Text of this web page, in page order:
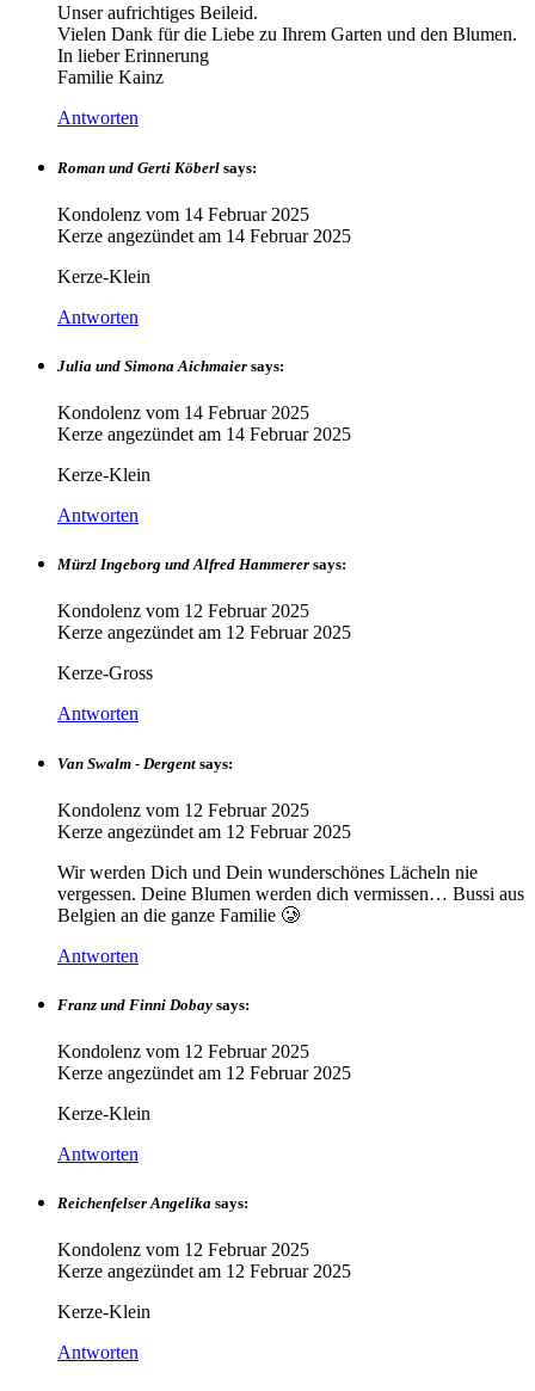
Unser aufrichtiges Beileid.
Vielen Dank für die Liebe zu Ihrem Garten und den Blumen.
In lieber Erinnerung
Familie Kainz
Antworten
Roman und Gerti Köberl says:
Kondolenz vom 14 Februar 2025
Kerze angezündet am 14 Februar 2025
Kerze-Klein
Antworten
Julia und Simona Aichmaier says:
Kondolenz vom 14 Februar 2025
Kerze angezündet am 14 Februar 2025
Kerze-Klein
Antworten
Mürzl Ingeborg und Alfred Hammerer says:
Kondolenz vom 12 Februar 2025
Kerze angezündet am 12 Februar 2025
Kerze-Gross
Antworten
Van Swalm - Dergent says:
Kondolenz vom 12 Februar 2025
Kerze angezündet am 12 Februar 2025
Wir werden Dich und Dein wunderschönes Lächeln nie
vergessen. Deine Blumen werden dich vermissen… Bussi aus
Belgien an die ganze Familie 🥲
Antworten
Franz und Finni Dobay says:
Kondolenz vom 12 Februar 2025
Kerze angezündet am 12 Februar 2025
Kerze-Klein
Antworten
Reichenfelser Angelika says:
Kondolenz vom 12 Februar 2025
Kerze angezündet am 12 Februar 2025
Kerze-Klein
Antworten